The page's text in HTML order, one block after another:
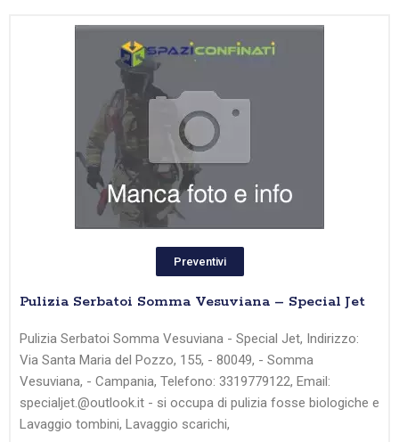
Preventivi
Pulizia Serbatoi Somma Vesuviana – Special Jet
Pulizia Serbatoi Somma Vesuviana - Special Jet, Indirizzo:
Via Santa Maria del Pozzo, 155, - 80049, - Somma
Vesuviana, - Campania, Telefono: 3319779122, Email:
specialjet.@outlook.it - si occupa di pulizia fosse biologiche e
Lavaggio tombini, Lavaggio scarichi,